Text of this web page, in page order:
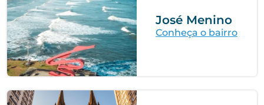
José Menino
Conheça o bairro